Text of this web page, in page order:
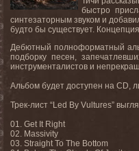
быстро
синтезаторным звуком и
будто бы существует.
Дебютный полноформатный
подборку песен,
инструменталистов и
Альбом будет доступен на CD,
Трек-лист “Led By Vultures”
01. Get It Right
02. Massivity
03. Straight To The Bottom